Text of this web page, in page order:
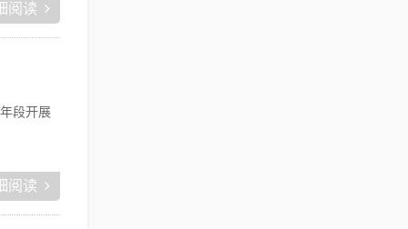
阅读
段开展
阅读